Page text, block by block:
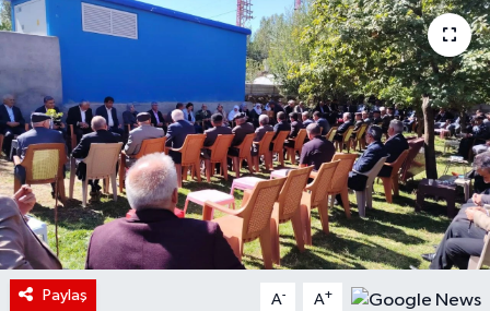
Paylaş A- A+